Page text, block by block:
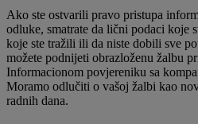
Ako ste ostvarili pravo pristupa
odluke, smatrate da lični podaci koje
koje ste tražili ili da niste dobili sve
možete podnijeti obrazloženu žalbu
Informacionom povjereniku sa
Moramo odlučiti o vašoj žalbi kao
radnih dana.